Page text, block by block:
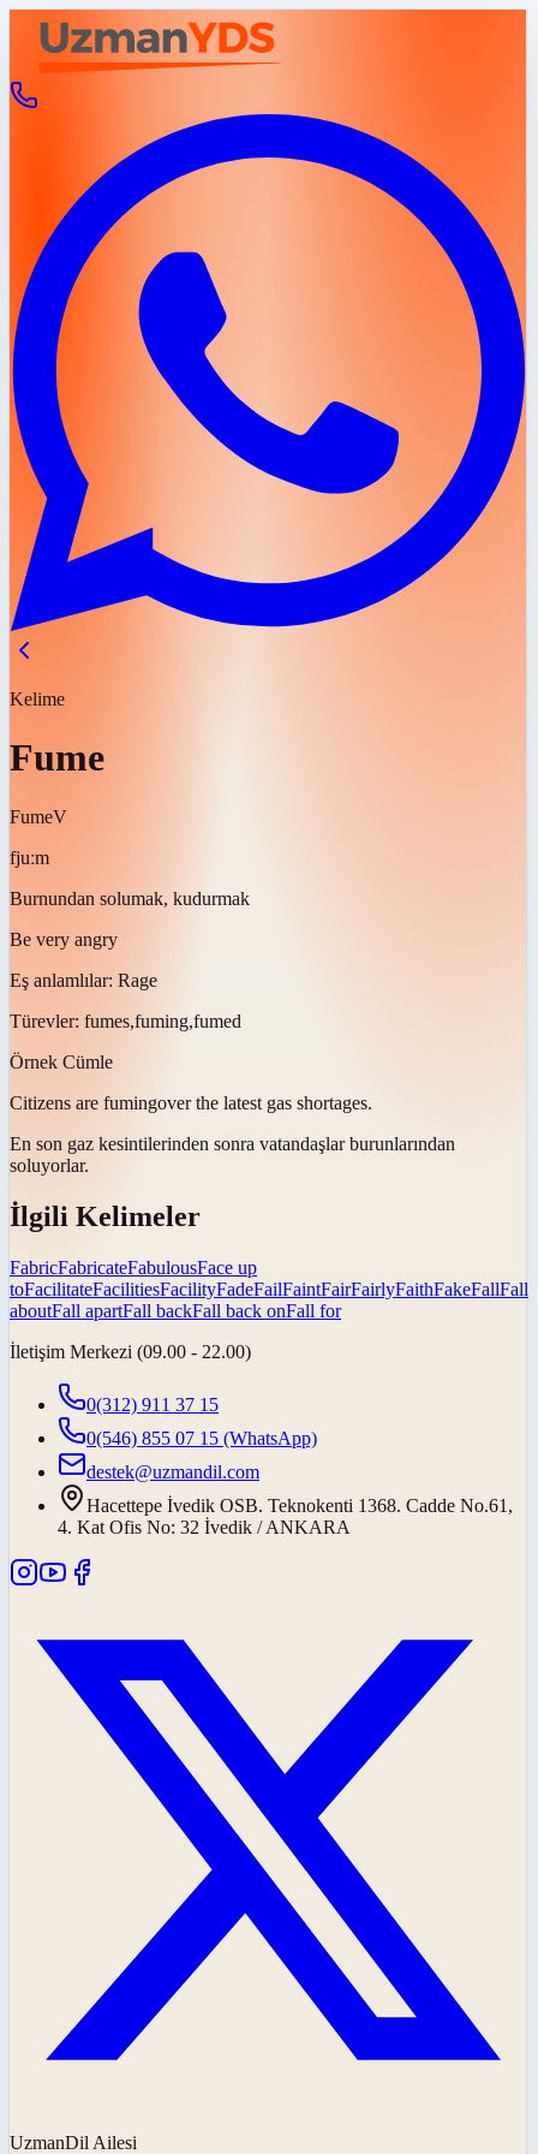
Kelime
Fume
FumeV
fjuːm
Burnundan solumak, kudurmak
Be very angry
Eş anlamlılar: Rage
Türevler: fumes,fuming,fumed
Örnek Cümle
Citizens are fumingover the latest gas shortages.
En son gaz kesintilerinden sonra vatandaşlar burunlarından
soluyorlar.
İlgili Kelimeler
FabricFabricateFabulousFace up
toFacilitateFacilitiesFacilityFadeFailFaintFairFairlyFaithFakeFallFall
aboutFall apartFall backFall back onFall for
İletişim Merkezi (09.00 - 22.00)
0(312) 911 37 15
0(546) 855 07 15 (WhatsApp)
destek@uzmandil.com
Hacettepe İvedik OSB. Teknokenti 1368. Cadde No.61,
4. Kat Ofis No: 32 İvedik / ANKARA
UzmanDil Ailesi